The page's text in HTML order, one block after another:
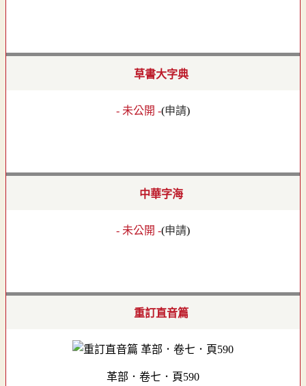
草書大字典
- 未公開 -(申請)
中華字海
- 未公開 -(申請)
重訂直音篇
革部．卷七．頁590